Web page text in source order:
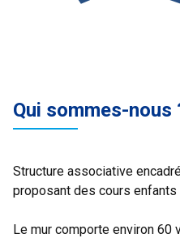
Qui sommes-nous
Structure associative
proposant des cours enfants
Le mur comporte environ 60